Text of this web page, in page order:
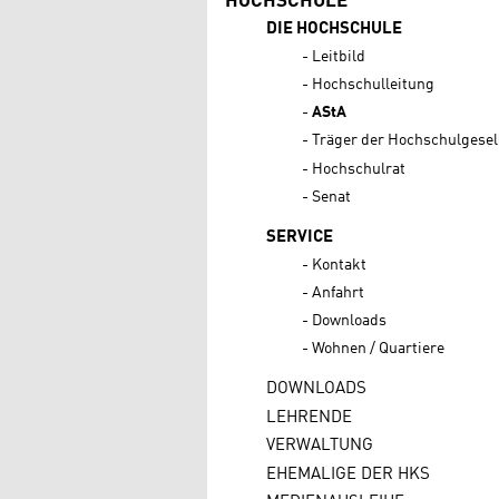
DIE HOCHSCHULE
Leitbild
Hochschulleitung
AStA
Träger der
Hochschulrat
Senat
SERVICE
Kontakt
Anfahrt
Downloads
Wohnen / Quartiere
DOWNLOADS
LEHRENDE
VERWALTUNG
EHEMALIGE DER HKS